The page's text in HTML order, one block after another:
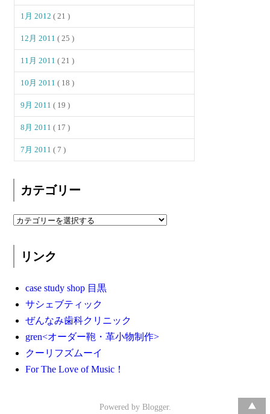
1月 2012( 21 )
12月 2011( 25 )
11月 2011( 21 )
10月 2011( 18 )
9月 2011( 19 )
8月 2011( 17 )
7月 2011( 7 )
カテゴリー
リンク
case study shop 目黒
サシェブティック
ぜんなみ歯科クリニック
gren<オーダー鞄・革小物制作>
クーリフズムーイ
For The Love of Music！
Powered by Blogger.